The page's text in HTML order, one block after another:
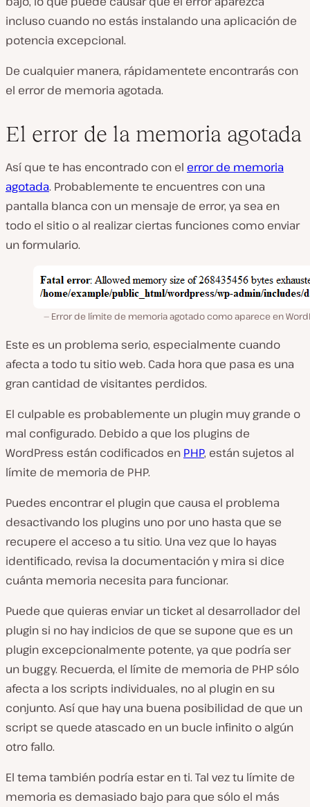
incluso cuando no estás instalando una aplicación de
potencia excepcional.
De cualquier manera, rápidamentete encontrarás con
el error de memoria agotada.
El error de la memoria agotada
Así que te has encontrado con el error de memoria
agotada. Probablemente te encuentres con una
pantalla blanca con un mensaje de error, ya sea en
todo el sitio o al realizar ciertas funciones como enviar
un formulario.
Error de límite de memoria agotado como aparece en
Este es un problema serio, especialmente cuando
afecta a todo tu sitio web. Cada hora que pasa es una
gran cantidad de visitantes perdidos.
El culpable es probablemente un plugin muy grande o
mal configurado. Debido a que los plugins de
WordPress están codificados en PHP, están sujetos al
límite de memoria de PHP.
Puedes encontrar el plugin que causa el problema
desactivando los plugins uno por uno hasta que se
recupere el acceso a tu sitio. Una vez que lo hayas
identificado, revisa la documentación y mira si dice
cuánta memoria necesita para funcionar.
Puede que quieras enviar un ticket al desarrollador del
plugin si no hay indicios de que se supone que es un
plugin excepcionalmente potente, ya que podría ser
un buggy. Recuerda, el límite de memoria de PHP sólo
afecta a los scripts individuales, no al plugin en su
conjunto. Así que hay una buena posibilidad de que un
script se quede atascado en un bucle infinito o algún
otro fallo.
El tema también podría estar en ti. Tal vez tu límite de
memoria es demasiado bajo para que sólo el más